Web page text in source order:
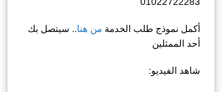
أكمل نموذج طلب الخدمة من هنا.. سيتصل بك
أحد الممثلين
شاهد الفيديو: